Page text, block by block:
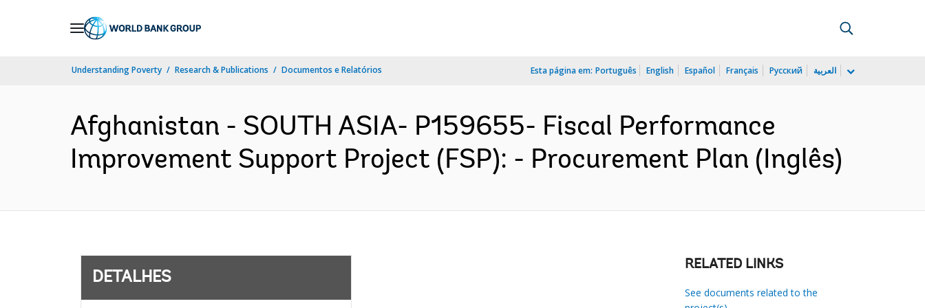
Understanding Poverty Research & Publications Documentos e Relatórios Esta página em: Português English Español Français Русский العربية
Afghanistan - SOUTH ASIA- P159655- Fiscal Performance
Improvement Support Project (FSP): - Procurement Plan (Inglês)
DETALHES
RELATED LINKS
See documents related to the